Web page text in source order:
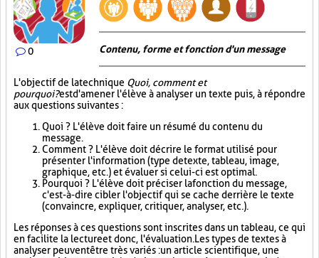
0 Contenu, forme et fonction d'un message
L'objectif de la technique Quoi, comment et
pourquoi?est d'amener l'élève à analyser un texte puis, à répondre
aux questions suivantes :
Quoi ? L'élève doit faire un résumé du contenu du
message.
Comment ? L'élève doit décrire le format utilisé pour
présenter l'information (type de texte, tableau, image,
graphique, etc.) et évaluer si celui-ci est optimal.
Pourquoi ? L'élève doit préciser la fonction du message,
c'est-à-dire cibler l'objectif qui se cache derrière le texte
(convaincre, expliquer, critiquer, analyser, etc.).
Les réponses à ces questions sont inscrites dans un tableau, ce qui
en facilite la lecture et donc, l'évaluation. Les types de textes à
analyser peuvent être très variés : un article scientifique, une